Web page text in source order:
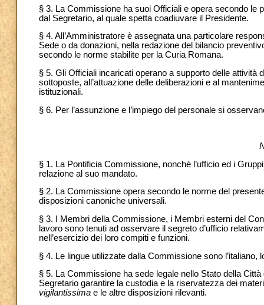
§ 3. La Commissione ha suoi Officiali e opera secondo le
dal Segretario, al quale spetta coadiuvare il Presidente.
§ 4. All’Amministratore è assegnata una particolare
Sede o da donazioni, nella redazione del bilancio
secondo le norme stabilite per la Curia Romana.
§ 5. Gli Officiali incaricati operano a supporto delle attività
sottoposte, all’attuazione delle deliberazioni e al
istituzionali.
§ 6. Per l’assunzione e l’impiego del personale si
§ 1. La Pontificia Commissione, nonché l’ufficio ed i
relazione al suo mandato.
§ 2. La Commissione opera secondo le norme del
disposizioni canoniche universali.
§ 3. I Membri della Commissione, i Membri esterni del
lavoro sono tenuti ad osservare il segreto d’ufficio
nell’esercizio dei loro compiti e funzioni.
§ 4. Le lingue utilizzate dalla Commissione sono l’italiano,
§ 5. La Commissione ha sede legale nello Stato della
Segretario garantire la custodia e la riservatezza dei
vigilantissima e le altre disposizioni rilevanti.